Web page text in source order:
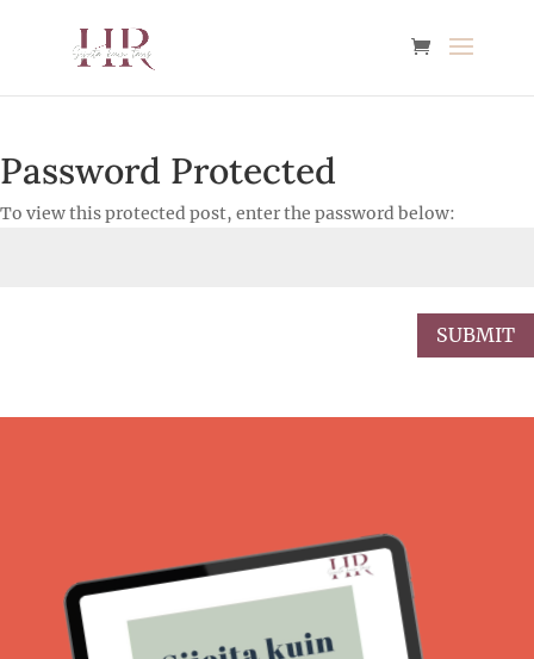
Password Protected
To view this protected post, enter the password below:
SUBMIT